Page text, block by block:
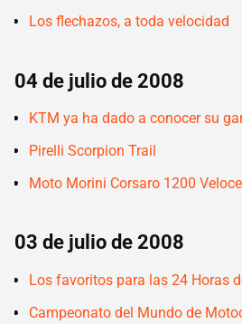
Los flechazos, a toda velocidad
04 de julio de 2008
KTM ya ha dado a conocer su
Pirelli Scorpion Trail
Moto Morini Corsaro 1200 Veloce
03 de julio de 2008
Los favoritos para las 24 Horas
Campeonato del Mundo de